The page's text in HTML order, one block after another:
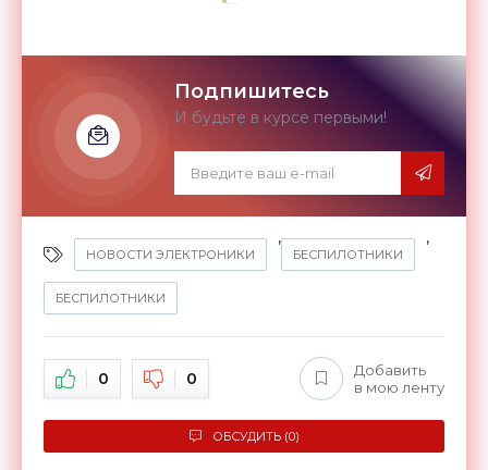
Подпишитесь
И будьте в курсе первыми!
НОВОСТИ ЭЛЕКТРОНИКИ
,
БЕСПИЛОТНИКИ
,
БЕСПИЛОТНИКИ
0 0
Добавить
в мою ленту
ОБСУДИТЬ (0)